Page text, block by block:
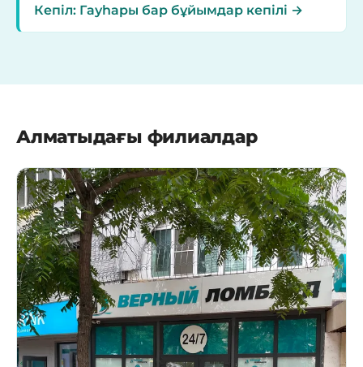
Кепіл: Гауһары бар бұйымдар кепілі →
Алматыдағы филиалдар